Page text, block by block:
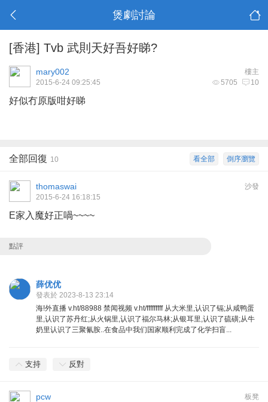
煲劇討論
[香港] Tvb 武則天好吾好睇?
樓主
mary002
5705 10
2015-6-24 09:25:45
好似冇原版咁好睇
倒序瀏覽
看全部
全部回復 10
沙發
thomaswai
2015-6-24 16:18:15
E家入魔好正喎~~~~
點評
薛优优
發表於 2023-8-13 23:14
海!外直播 v.ht/88988 禁闻视频 v.ht/fffffffff 从大米里,认识了镉;从咸鸭蛋
里,认识了苏丹红;从火锅里,认识了福尔马林;从银耳里,认识了硫磺;从牛
奶里认识了三聚氰胺..在食品中我们国家顺利完成了化学扫盲...
支持 反對
板凳
pcw